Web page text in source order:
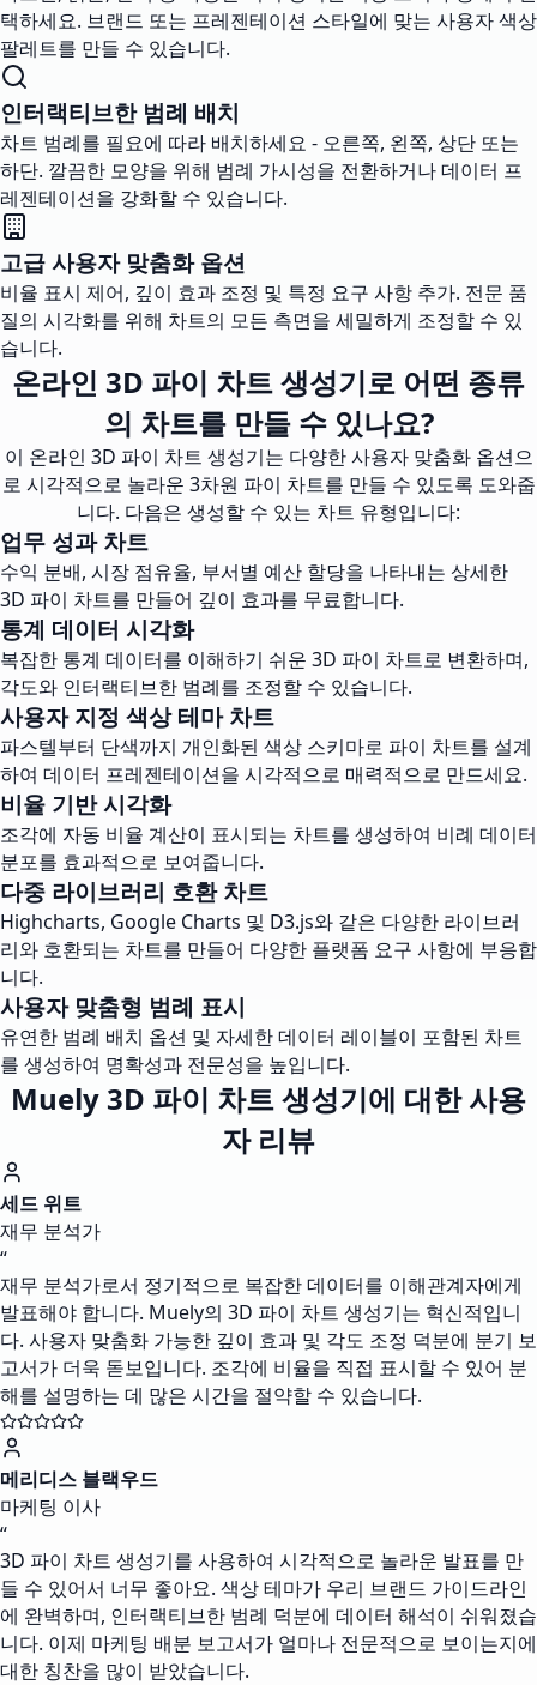
택하세요. 브랜드 또는 프레젠테이션 스타일에 맞는 사용자 색상
팔레트를 만들 수 있습니다.
인터랙티브한 범례 배치
차트 범례를 필요에 따라 배치하세요 - 오른쪽, 왼쪽, 상단 또는
하단. 깔끔한 모양을 위해 범례 가시성을 전환하거나 데이터 프
레젠테이션을 강화할 수 있습니다.
고급 사용자 맞춤화 옵션
비율 표시 제어, 깊이 효과 조정 및 특정 요구 사항 추가. 전문 품
질의 시각화를 위해 차트의 모든 측면을 세밀하게 조정할 수 있
습니다.
온라인 3D 파이 차트 생성기로 어떤 종류
의 차트를 만들 수 있나요?
이 온라인 3D 파이 차트 생성기는 다양한 사용자 맞춤화 옵션으
로 시각적으로 놀라운 3차원 파이 차트를 만들 수 있도록 도와줍
니다. 다음은 생성할 수 있는 차트 유형입니다:
업무 성과 차트
수익 분배, 시장 점유율, 부서별 예산 할당을 나타내는 상세한
3D 파이 차트를 만들어 깊이 효과를 무료합니다.
통계 데이터 시각화
복잡한 통계 데이터를 이해하기 쉬운 3D 파이 차트로 변환하며,
각도와 인터랙티브한 범례를 조정할 수 있습니다.
사용자 지정 색상 테마 차트
파스텔부터 단색까지 개인화된 색상 스키마로 파이 차트를 설계
하여 데이터 프레젠테이션을 시각적으로 매력적으로 만드세요.
비율 기반 시각화
조각에 자동 비율 계산이 표시되는 차트를 생성하여 비례 데이터
분포를 효과적으로 보여줍니다.
다중 라이브러리 호환 차트
Highcharts, Google Charts 및 D3.js와 같은 다양한 라이브러
리와 호환되는 차트를 만들어 다양한 플랫폼 요구 사항에 부응합
니다.
사용자 맞춤형 범례 표시
유연한 범례 배치 옵션 및 자세한 데이터 레이블이 포함된 차트
를 생성하여 명확성과 전문성을 높입니다.
Muely 3D 파이 차트 생성기에 대한 사용
자 리뷰
세드 위트
재무 분석가
“
재무 분석가로서 정기적으로 복잡한 데이터를 이해관계자에게
발표해야 합니다. Muely의 3D 파이 차트 생성기는 혁신적입니
다. 사용자 맞춤화 가능한 깊이 효과 및 각도 조정 덕분에 분기 보
고서가 더욱 돋보입니다. 조각에 비율을 직접 표시할 수 있어 분
해를 설명하는 데 많은 시간을 절약할 수 있습니다.
메리디스 블랙우드
마케팅 이사
“
3D 파이 차트 생성기를 사용하여 시각적으로 놀라운 발표를 만
들 수 있어서 너무 좋아요. 색상 테마가 우리 브랜드 가이드라인
에 완벽하며, 인터랙티브한 범례 덕분에 데이터 해석이 쉬워졌습
니다. 이제 마케팅 배분 보고서가 얼마나 전문적으로 보이는지에
대한 칭찬을 많이 받았습니다.